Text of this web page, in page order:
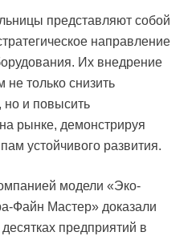
представляют собой
направление
Их внедрение
не только снизить
и повысить
рынке, демонстрируя
устойчивого развития.
модели «Эко-
Файн Мастер» доказали
предприятий в